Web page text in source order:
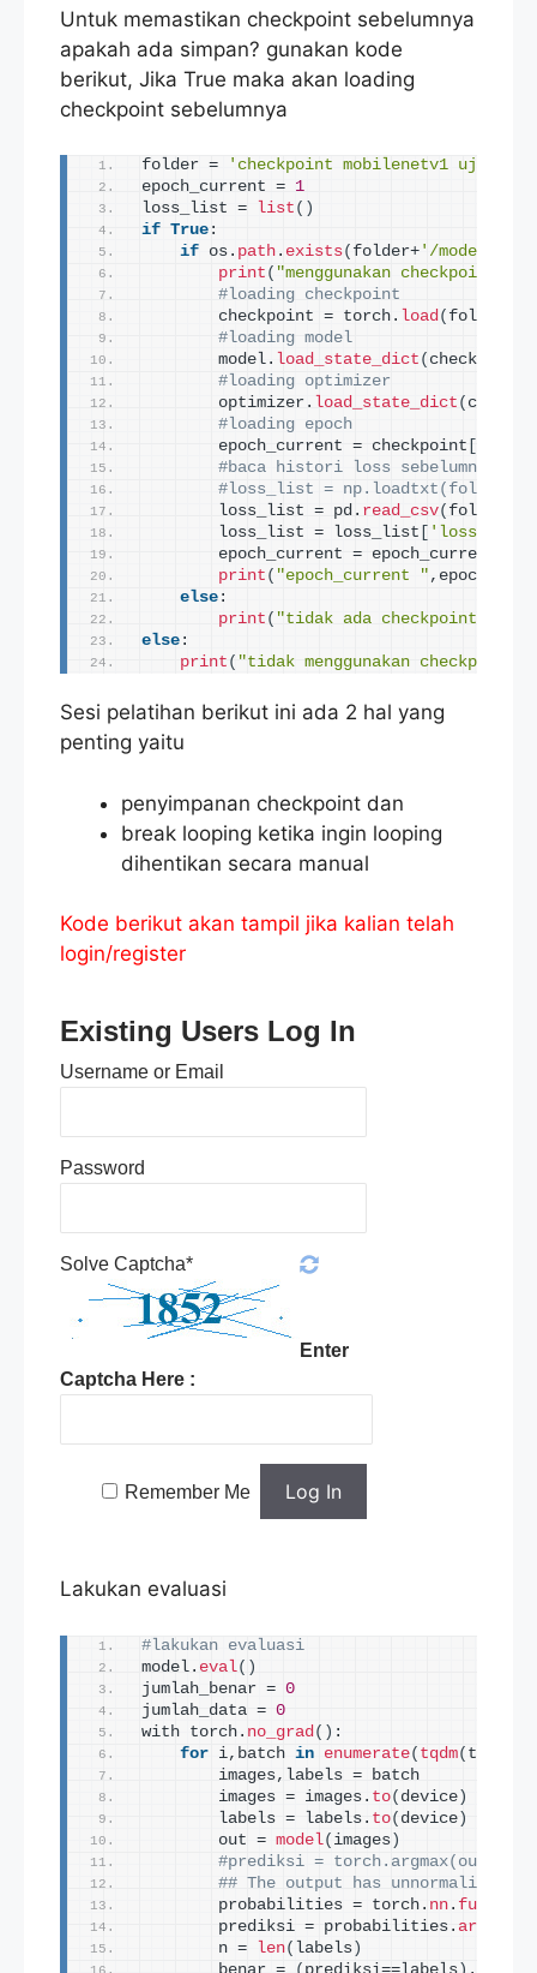
Untuk memastikan checkpoint sebelumnya
apakah ada simpan? gunakan kode
berikut, Jika True maka akan loading
checkpoint sebelumnya
folder =
'checkpoint mobilenetv1 uji ke
epoch_current = 1
loss_list =
list ()
if True :
if os. path . exists( folder+ '/model.pt'
print ( "menggunakan checkpoint"
#loading checkpoint
        checkpoint = torch.
load( folder+
#loading model
        model.
load_state_dict ( checkpoint
#loading optimizer
        optimizer.
load_state_dict (
#loading epoch
        epoch_current = checkpoint
#baca histori loss sebelumnya
#loss_list =
        loss_list = pd.
read_csv( folder+
        loss_list = loss_list
'loss'
        epoch_current = epoch_current+
print ( "epoch_current "
else :
print ( "tidak ada checkpoint"
else :
print ( "tidak menggunakan checkpoint"
Sesi pelatihan berikut ini ada 2 hal yang
penting yaitu
penyimpanan checkpoint dan
break looping ketika ingin looping
dihentikan secara manual
Kode berikut akan tampil jika kalian telah
login/register
Existing Users Log In
Username or Email
Password
Solve Captcha*
Enter
Captcha Here :
Remember Me
Lakukan evaluasi
#lakukan evaluasi
model. eval()
jumlah_benar = 0
jumlah_data = 0
with torch. no_grad () :
for i,batch in enumerate( tqdm(
        images,labels = batch
        images = images.
to( device)
        labels = labels.
to( device)
        out =
model( images)
#prediksi =
## The output has
        probabilities = torch.
nn .
        prediksi = probabilities.
argmax
        n =
len( labels)